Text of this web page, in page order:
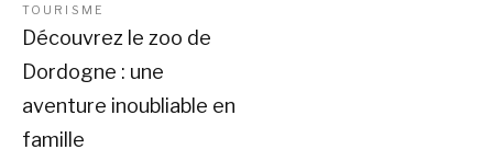
caché
TOURISME
Découvrez le zoo de
Dordogne : une
aventure inoubliable en
famille